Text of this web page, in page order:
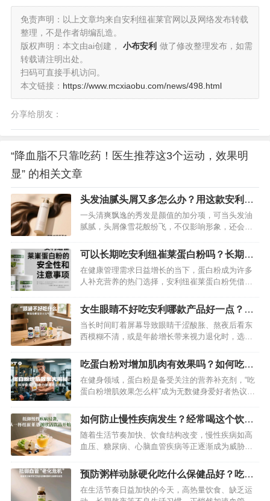
免责声明：以上文章均来自安利纽崔莱官网以及网络发布转载
整理，不是作者胡编乱造。
版权声明：本文由ai创建，
小布安利 做了修改整理发布，如需
转载请注明出处。
扫码可直接手机访问。
本文链接： https://www.mcxiaobu.com/news/498.html
分享给朋友：
“降血脂不只靠吃药！医生推荐这3个运动，效果明
显” 的相关文章
头发油腻头屑又多怎么办？用这款安利丝
婷洗发水就能解决
一头清爽飘逸的秀发是颜值的加分项，可当头发油
腻腻，头屑像雪花般纷飞，不仅影响形象，还会让
题困扰，别焦虑！安利丝婷洗发水就是你的理想解
决方案，它凭借科学配方与卓越功效，能轻松帮你
摆脱这些烦恼。…
可以长期吃安利纽崔莱蛋白粉吗？长期喝
这个有没有危害？
在健康管理需求日益增长的当下，蛋白粉成为许多
人补充营养的热门选择，安利纽崔莱蛋白粉凭借品
清单中。然而，“这款蛋白粉能否长期食用？”“长期
饮用是否存在健康隐患？”等疑问也随之而来。为解
答这些困惑，我们需要从科学依据、适用人群、潜
在风险等多个维度展开分析。…
女生眼睛不好吃安利哪款产品好一点？推
荐纽崔莱女士元气组合
当长时间盯着屏幕导致眼睛干涩酸胀、熬夜后看东
西模糊不清，或是年龄增长带来视力退化时，选择
以科学配方守护眼部健康，尤其适合女性人群——
它像为眼睛配备了“营养护盾”，从多维度缓解眼疲
劳、延缓眼部衰老，让双眸重焕清澈明亮。…
吃蛋白粉对增加肌肉有效果吗？如何吃才
能健康稳定的增长肌肉
在健身领域，蛋白粉是备受关注的营养补充剂，“吃
蛋白粉增肌效果怎么样”成为无数健身爱好者热议的
用实现健康稳定的肌肉增长？本文将为你详细解
读。…
如何防止慢性疾病发生？经常喝这个饮料
就可以了
随着生活节奏加快、饮食结构改变，慢性疾病如高
血压、糖尿病、心脑血管疾病等正逐渐成为威胁人
旦患病往往难以根治。与其在病痛中挣扎，不如主
动出击，将预防做到位。除了养成健康生活方式，
科学的营养补充也是关键——纽崔莱基源欣活饮
预防粥样动脉硬化吃什么保健品好？吃这
款纽崔莱汉本萃葆芯饮品最好
在生活节奏日益加快的今天，高热量饮食、缺乏运